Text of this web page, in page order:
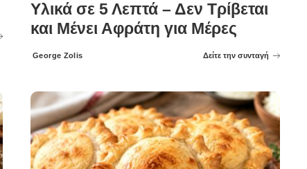
Υλικά σε 5 Λεπτά – Δεν Τρίβεται
και Μένει Αφράτη για Μέρες
Posted
George Zolis Δείτε την συνταγή